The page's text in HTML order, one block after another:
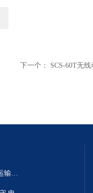
下一个： SCS-60T无线动
过煤车电子秤大型煤矿厂称煤车运输过120吨汽车过磅称~山西晋城市150吨卡车过磅称.内蒙古重型100吨货车过磅称